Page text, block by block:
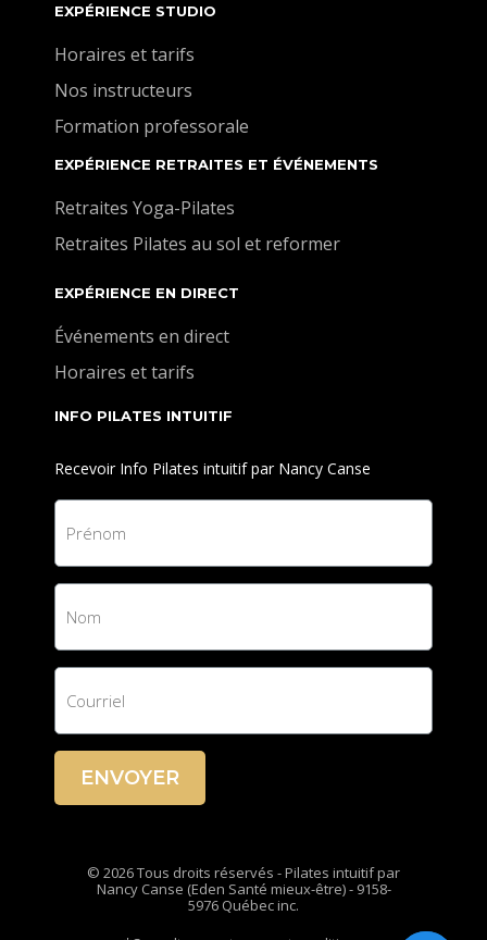
EXPÉRIENCE STUDIO
Horaires et tarifs
Nos instructeurs
Formation professorale
EXPÉRIENCE RETRAITES ET ÉVÉNEMENTS
Retraites Yoga-Pilates
Retraites Pilates au sol et reformer
EXPÉRIENCE EN DIRECT
Événements en direct
Horaires et tarifs
INFO PILATES INTUITIF
Recevoir Info Pilates intuitif par Nancy Canse
ENVOYER
© 2026 Tous droits réservés - Pilates intuitif par
Nancy Canse (Eden Santé mieux-être) - 9158-
5976 Québec inc.